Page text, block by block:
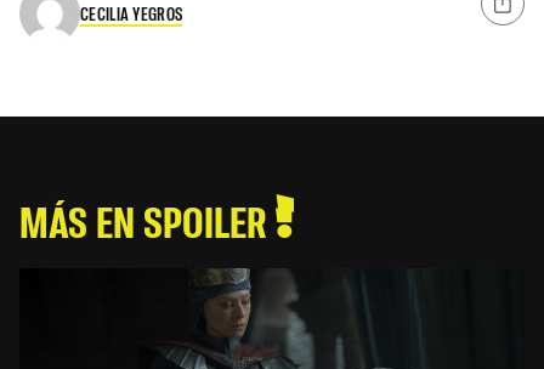
CECILIA YEGROS
MÁS EN SPOILER